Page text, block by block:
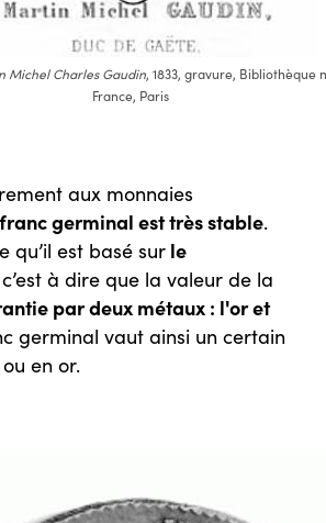
Michel Charles Gaudin, 1833, gravure, Bibliothèque
France, Paris
aux monnaies
germinal est très stable.
qu’il est basé sur le
à dire que la valeur de la
par deux métaux : l'or et
germinal vaut ainsi un certain
en or.